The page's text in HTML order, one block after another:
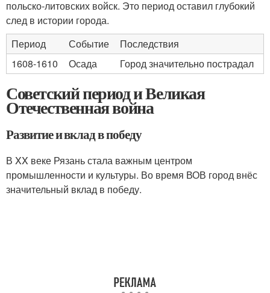
польско-литовских войск. Это период оставил глубокий
след в истории города.
Период
Событие
Последствия
1608-1610
Осада Город значительно пострадал
Советский период и Великая
Отечественная война
Развитие и вклад в победу
В XX веке Рязань стала важным центром
промышленности и культуры. Во время ВОВ город внёс
значительный вклад в победу.